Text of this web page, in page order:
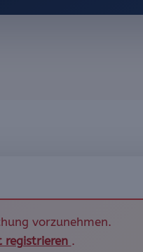
vorzunehmen.
registrieren .